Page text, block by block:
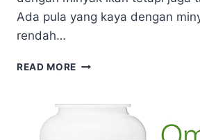
Ada pula yang kaya dengan
rendah…
READ MORE MINYAK
TERBAIK